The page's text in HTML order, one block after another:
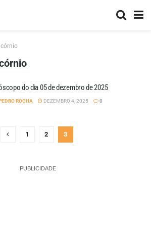
do dia 05 de dezembro de 2025
ROCHA DEZEMBRO 4, 2025 0
1 2 3
PUBLICIDADE